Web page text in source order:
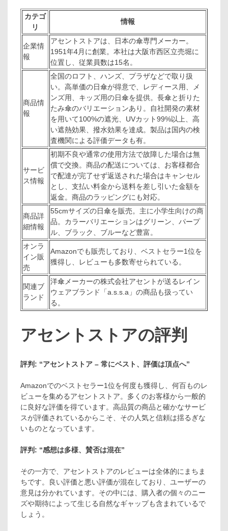
カテゴ
リ
情報
企業情
報
アセントストアは、日本の傘専門メーカー。
1951年4月に創業。本社は大阪市西区立売堀に
位置し、従業員数は15名。
商品情
報
全国のロフト、ハンズ、プラザなどで取り扱
い。高単価の日傘が得意で、レディース用、メ
ンズ用、キッズ用の日傘を提供。長傘と折りた
たみ傘のバリエーションあり。自社開発の素材
を用いて100%の遮光、UVカット99%以上、高
い遮熱効果、撥水効果を達成。製品は国内の検
査機関による評価データも有。
サービ
ス情報
初期不良や通常の使用方法で故障した場合は無
償で交換。商品の配送については、お客様都合
で配達が完了せず返送された場合はキャンセル
とし、支払い料金から送料を差し引いた金額を
返金。商品のラッピングにも対応。
商品詳
細情報
55cmサイズの日傘を販売。主に小学生向けの商
品。カラーバリエーションはグリーン、パープ
ル、ブラック、ブルーなど豊富。
オンラ
イン販
売
Amazonでも販売しており、ベストセラー1位を
獲得し、レビューも多数寄せられている。
関連ブ
ランド
洋傘メーカーの株式会社アセントが送るレイン
ウェアブランド「a.s.s.a」の商品も扱ってい
る。
アセントストアの評判
評判: “アセントストア – 常にベスト、評価は頂点へ”
Amazonでのベストセラー1位を何度も獲得し、何百ものレ
ビューを集めるアセントストア。多くのお客様から一般的
に良好な評価を得ています。高品質の商品と確かなサービ
スが評価されているからこそ、その人気と信頼は揺るぎな
いものとなっています。
評判: “感想は多様、賛否は混在”
その一方で、アセントストアのレビューは全体的にまちま
ちです。良い評価と悪い評価が混在しており、ユーザーの
意見は分かれています。その中には、購入者の個々のニー
ズや期待によって生じる自然なギャップも含まれているで
しょう。